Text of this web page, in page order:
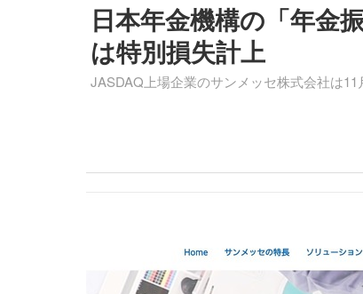
日本年金機構の「年金
は特別損失計上
JASDAQ上場企業のサンメッセ株式会社は11